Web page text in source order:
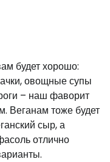
будет хорошо:
овощные супы
– наш фаворит
Веганам тоже будет
сыр, а
отлично